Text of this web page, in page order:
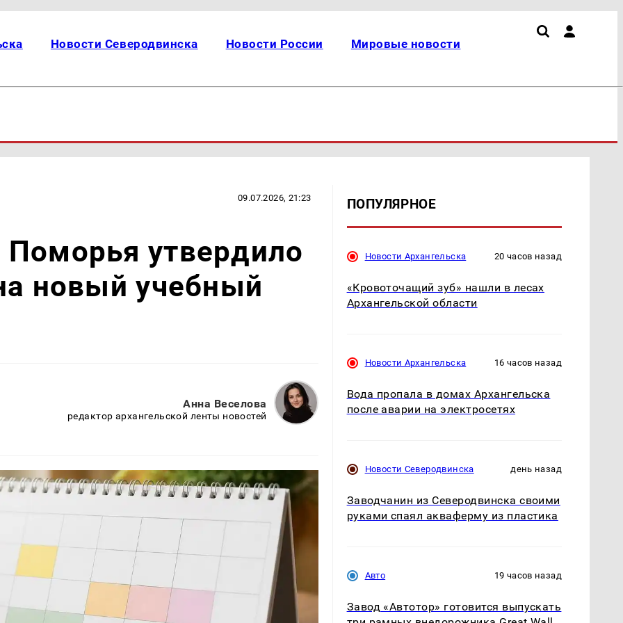
Новости Северодвинска Новости России Мировые новости
09.07.2026, 21:23
утвердило
новый учебный
Анна Веселова
редактор архангельской ленты новостей
ПОПУЛЯРНОЕ
Новости Архангельска 20 часов назад
«Кровоточащий зуб» нашли в лесах
Архангельской области
Новости Архангельска 16 часов назад
Вода пропала в домах Архангельска
после аварии на электросетях
Новости Северодвинска день назад
Заводчанин из Северодвинска своими
руками спаял акваферму из пластика
Авто 19 часов назад
Завод «Автотор» готовится выпускать